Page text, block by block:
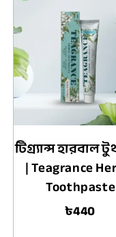
টিগ্র্যান্স হারবাল
| Teagrance
Toothpaste
৳440